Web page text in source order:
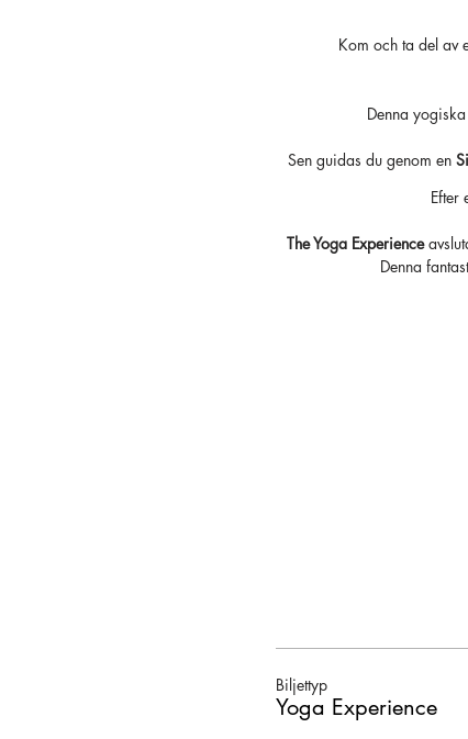
Kom och ta del av
Denna
Sen guidas du genom en
Efter
The Yoga Experience
Denna
Biljettyp
Yoga Experience